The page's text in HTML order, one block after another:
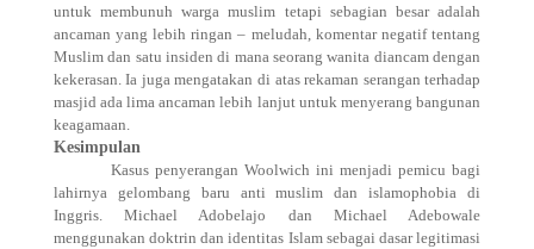
untuk membunuh warga muslim tetapi sebagian besar adalah
ancaman yang lebih ringan – meludah, komentar negatif tentang
Muslim dan satu insiden di mana seorang wanita diancam dengan
kekerasan. Ia juga mengatakan di atas rekaman serangan terhadap
masjid ada lima ancaman lebih lanjut untuk menyerang bangunan
keagamaan.
Kesimpulan
Kasus penyerangan Woolwich ini menjadi pemicu bagi
lahirnya gelombang baru anti muslim dan islamophobia di
Inggris. Michael Adobelajo dan Michael Adebowale
menggunakan doktrin dan identitas Islam sebagai dasar legitimasi